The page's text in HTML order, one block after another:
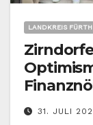
LANDKREIS FÜRTH
31. JULI